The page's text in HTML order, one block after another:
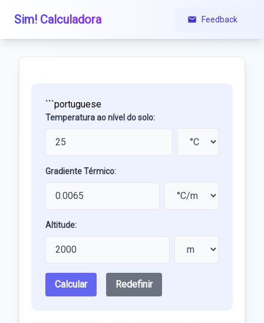
Sim! Calculadora Feedback
```portuguese
Temperatura ao nível do solo:
Gradiente Térmico:
Altitude:
Calcular Redefinir